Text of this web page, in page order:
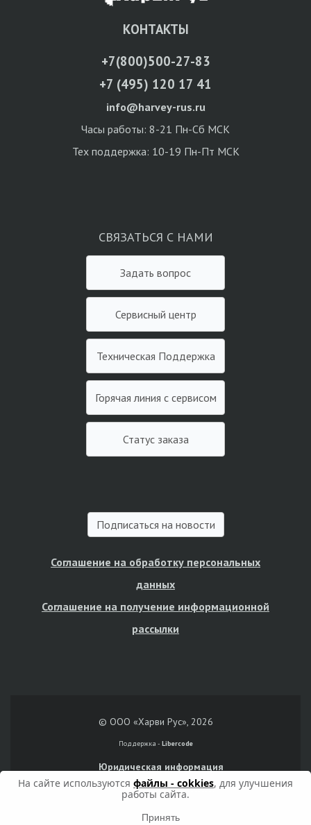
КОНТАКТЫ
+7(800)500-27-83
+7 (495) 120 17 41
info@harvey-rus.ru
Часы работы: 8-21 Пн-Сб МСК
Тех поддержка: 10-19 Пн-Пт МСК
СВЯЗАТЬСЯ С НАМИ
Задать вопрос
Сервисный центр
Техническая Поддержка
Горячая линия с сервисом
Статус заказа
Подписаться на новости
Соглашение на обработку персональных
данных
Соглашение на получение информационной
рассылки
© ООО «Харви Рус», 2026
Поддержка - Libercode
Юридическая информация
На сайте используются файлы - cokkies, для улучшения
работы сайта.
Принять